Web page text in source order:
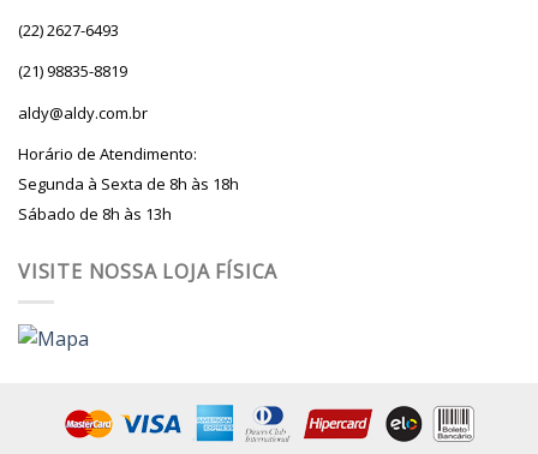
(22) 2627-6493
(21) 98835-8819
aldy@aldy.com.br
Horário de Atendimento:
Segunda à Sexta de 8h às 18h
Sábado de 8h às 13h
VISITE NOSSA LOJA FÍSICA